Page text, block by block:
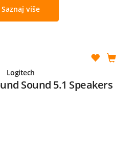
Saznaj više
Logitech
Sound 5.1 Speakers